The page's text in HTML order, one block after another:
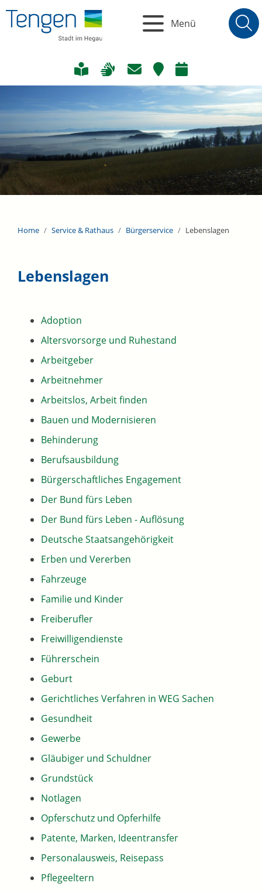
Menü
Home Service & Rathaus Bürgerservice Lebenslagen
Lebenslagen
Adoption
Altersvorsorge und Ruhestand
Arbeitgeber
Arbeitnehmer
Arbeitslos, Arbeit finden
Bauen und Modernisieren
Behinderung
Berufsausbildung
Bürgerschaftliches Engagement
Der Bund fürs Leben
Der Bund fürs Leben - Auflösung
Deutsche Staatsangehörigkeit
Erben und Vererben
Fahrzeuge
Familie und Kinder
Freiberufler
Freiwilligendienste
Führerschein
Geburt
Gerichtliches Verfahren in WEG Sachen
Gesundheit
Gewerbe
Gläubiger und Schuldner
Grundstück
Notlagen
Opferschutz und Opferhilfe
Patente, Marken, Ideentransfer
Personalausweis, Reisepass
Pflegeeltern